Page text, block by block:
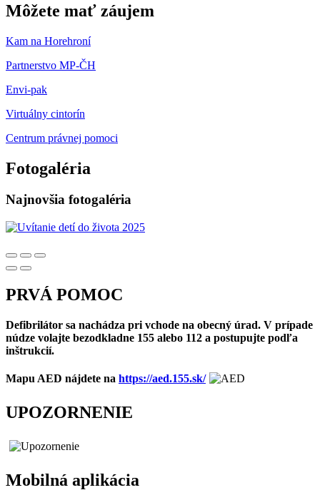
Môžete mať záujem
Kam na Horehroní
Partnerstvo MP-ČH
Envi-pak
Virtuálny cintorín
Centrum právnej pomoci
Fotogaléria
Najnovšia fotogaléria
PRVÁ POMOC
Defibrilátor sa nachádza pri vchode na obecný úrad. V prípade
núdze volajte bezodkladne 155 alebo 112 a postupujte podľa
inštrukcií.
Mapu AED nájdete na https://aed.155.sk/
UPOZORNENIE
Mobilná aplikácia